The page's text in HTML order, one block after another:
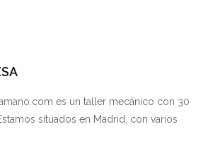
es un taller mecánico con 30
situados en Madrid, con varios